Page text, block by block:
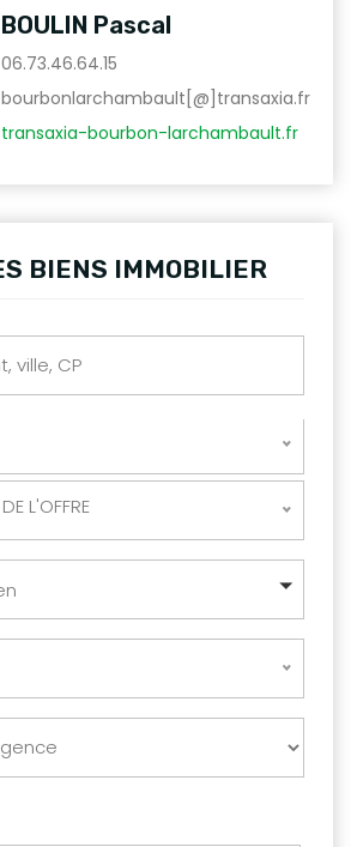
BOULIN Pascal
06.73.46.64.15
bourbonlarchambault[@]transaxia.fr
transaxia-bourbon-larchambault.fr
BIENS IMMOBILIER
L'OFFRE